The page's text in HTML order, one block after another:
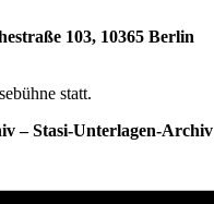
103, 10365 Berlin
statt.
– Stasi-Unterlagen-Archiv